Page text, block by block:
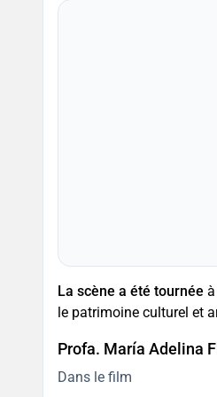
La scène a été tournée
le patrimoine culturel et
Profa. María Adelina
Dans le film